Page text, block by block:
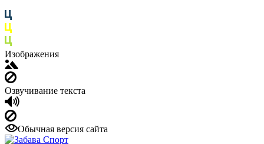
Изображения
Озвучивание текста
Обычная версия сайта